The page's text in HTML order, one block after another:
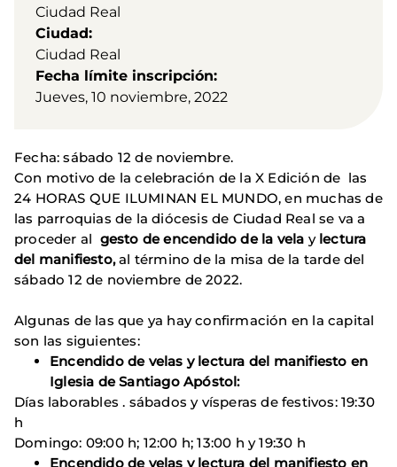
Ciudad Real
Ciudad
Ciudad Real
Fecha límite inscripción
Jueves, 10 noviembre, 2022
Fecha: sábado 12 de noviembre.
Con motivo de la celebración de la X Edición de las
24 HORAS QUE ILUMINAN EL MUNDO, en muchas de
las parroquias de la diócesis de Ciudad Real se va a
proceder al gesto de encendido de la vela y lectura
del manifiesto,al término de la misa de la tarde del
sábado 12 de noviembre de 2022.
Algunas de las que ya hay confirmación en la capital
son las siguientes:
Encendido de velas y lectura del manifiesto en
Iglesia de Santiago Apóstol:
Días laborables . sábados y vísperas de festivos: 19:30
h
Domingo: 09:00 h; 12:00 h; 13:00 h y 19:30 h
Encendido de velas y lectura del manifiesto en